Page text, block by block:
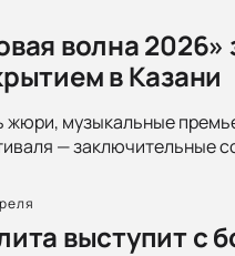
волна
в Казани
жюри, музыкальные
— заключительные
выступит с